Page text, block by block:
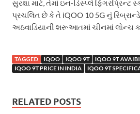
સુરક્ષા માટે, તેમાં ઇન-ડિસ્પ્લે
પ્રચલિત છે કે તે iQOO 10 5G નું
અઠવાડિયાની શરૂઆતમાં ચીનમાં લોન્ચ
TAGGED IQOO IQOO 9T
IQOO 9T
IQOO 9T PRICE IN INDIA
IQOO 9T
RELATED POSTS